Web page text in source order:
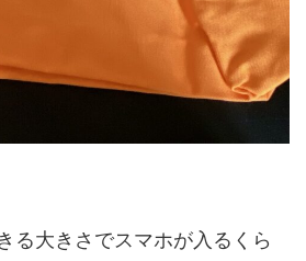
る大きさでスマホが入るくら